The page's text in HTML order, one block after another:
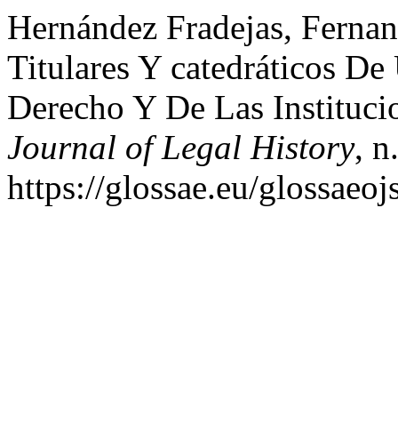
Hernández Fradejas,
Titulares Y catedráticos
Derecho Y De Las
Journal of Legal History,
https://glossae.eu/